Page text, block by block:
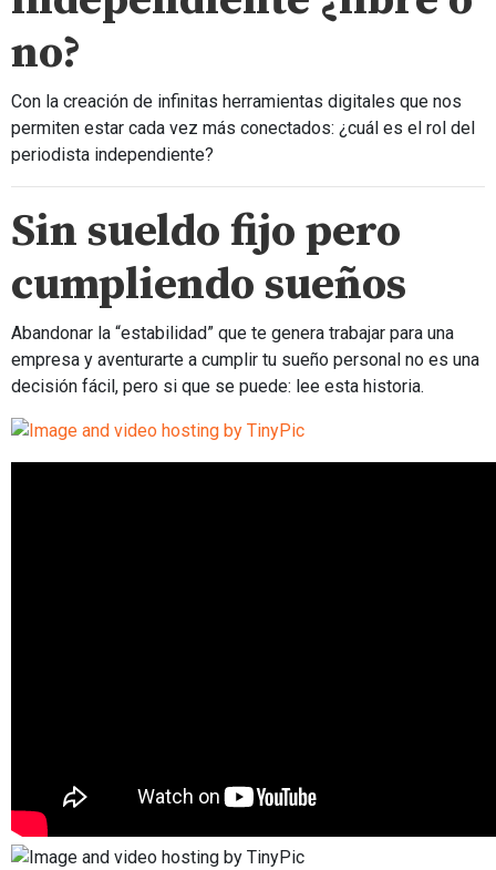
no?
Con la creación de infinitas herramientas digitales que nos
permiten estar cada vez más conectados: ¿cuál es el rol del
periodista independiente?
Sin sueldo fijo pero
cumpliendo sueños
Abandonar la “estabilidad” que te genera trabajar para una
empresa y aventurarte a cumplir tu sueño personal no es una
decisión fácil, pero si que se puede: lee esta historia.